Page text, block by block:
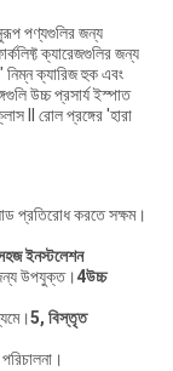
পণ্যগুলির জন্য
ক্যারেজগুলির জন্য
ক্যারিজ হুক এবং
উচ্চ প্রসার্য ইস্পাত
II রোল প্রঙ্গের 'হারা
প্রতিরোধ করতে সক্ষম।
ইনস্টলেশন
জন্য উপযুক্ত। 4উচ্চ
5, বিস্তৃত